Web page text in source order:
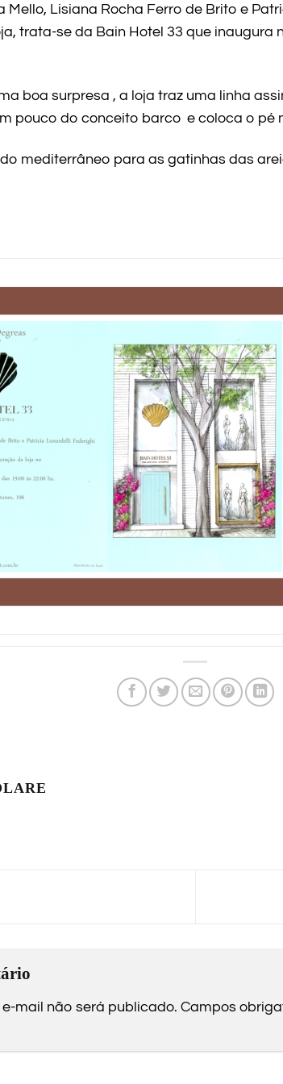
Mello, Lisiana Rocha Ferro de Brito e
trata-se da Bain Hotel 33 que inaugura
boa surpresa , a loja traz uma linha
pouco do conceito barco e coloca o pé
mediterrâneo para as gatinhas das
mail não será publicado. Campos